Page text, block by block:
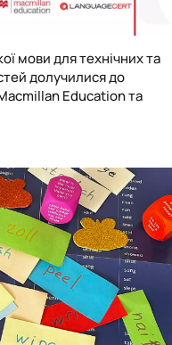
мови для технічних та
долучилися до
Education та